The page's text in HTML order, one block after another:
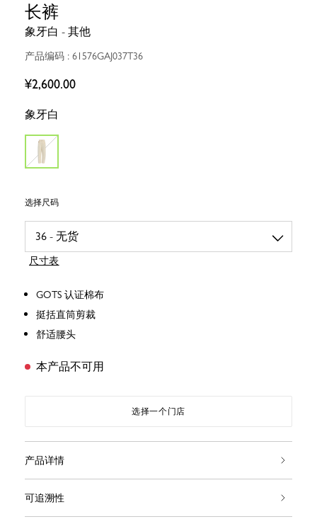
长裤
象牙白 - 其他
产品编码 : 61576GAJ037T36
¥2,600.00
象牙白
选择尺码
尺寸表
GOTS 认证棉布
挺括直筒剪裁
舒适腰头
本产品不可用
选择一个门店
产品详情
可追溯性